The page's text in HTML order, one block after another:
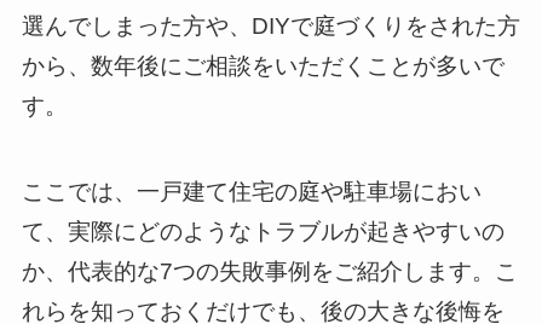
選んでしまった方や、DIYで庭づくりをされた方
から、数年後にご相談をいただくことが多いで
す。
ここでは、一戸建て住宅の庭や駐車場におい
て、実際にどのようなトラブルが起きやすいの
か、代表的な7つの失敗事例をご紹介します。こ
れらを知っておくだけでも、後の大きな後悔を